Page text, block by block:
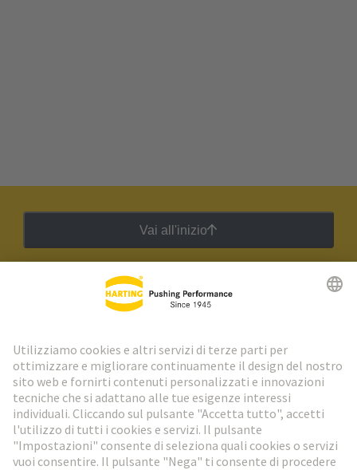
Vai all'inizio
Newsletter HARTING
Vai al registrazione
Social Media